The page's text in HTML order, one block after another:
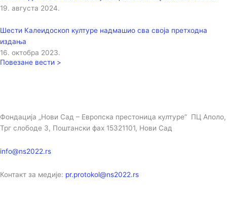
19. августа 2024.
Шести Калеидоскоп културе надмашио сва своја претходна
издања
16. октобра 2023.
Повезане вести >
Фондација „Нови Сад – Европска престоница културе” ПЦ Аполо,
Трг слободе 3, Поштански фах 15321101, Нови Сад
info@ns2022.rs
Контакт за медије: pr.protokol@ns2022.rs